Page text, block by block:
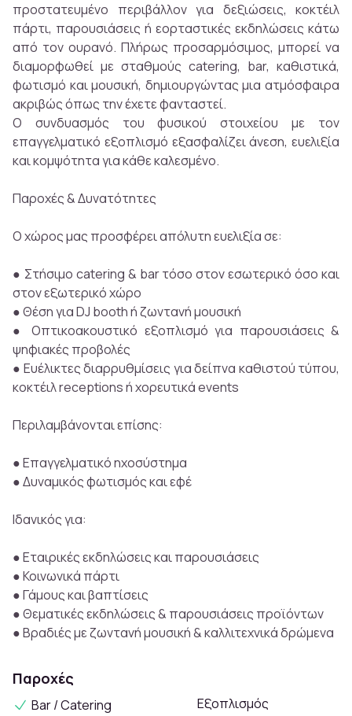
προστατευμένο περιβάλλον για δεξιώσεις, κοκτέιλ
πάρτι, παρουσιάσεις ή εορταστικές εκδηλώσεις κάτω
από τον ουρανό. Πλήρως προσαρμόσιμος, μπορεί να
διαμορφωθεί με σταθμούς catering, bar, καθιστικά,
φωτισμό και μουσική, δημιουργώντας μια ατμόσφαιρα
ακριβώς όπως την έχετε φανταστεί.
Ο συνδυασμός του φυσικού στοιχείου με τον
επαγγελματικό εξοπλισμό εξασφαλίζει άνεση, ευελιξία
και κομψότητα για κάθε καλεσμένο.
Παροχές & Δυνατότητες
Ο χώρος μας προσφέρει απόλυτη ευελιξία σε:
● Στήσιμο catering & bar τόσο στον εσωτερικό όσο και
στον εξωτερικό χώρο
● Θέση για DJ booth ή ζωντανή μουσική
● Οπτικοακουστικό εξοπλισμό για παρουσιάσεις &
ψηφιακές προβολές
● Ευέλικτες διαρρυθμίσεις για δείπνα καθιστού τύπου,
κοκτέιλ receptions ή χορευτικά events
Περιλαμβάνονται επίσης:
● Επαγγελματικό ηχοσύστημα
● Δυναμικός φωτισμός και εφέ
Ιδανικός για:
● Εταιρικές εκδηλώσεις και παρουσιάσεις
● Κοινωνικά πάρτι
● Γάμους και βαπτίσεις
● Θεματικές εκδηλώσεις & παρουσιάσεις προϊόντων
● Βραδιές με ζωντανή μουσική & καλλιτεχνικά δρώμενα
Παροχές
Bar / Catering
Εξοπλισμός